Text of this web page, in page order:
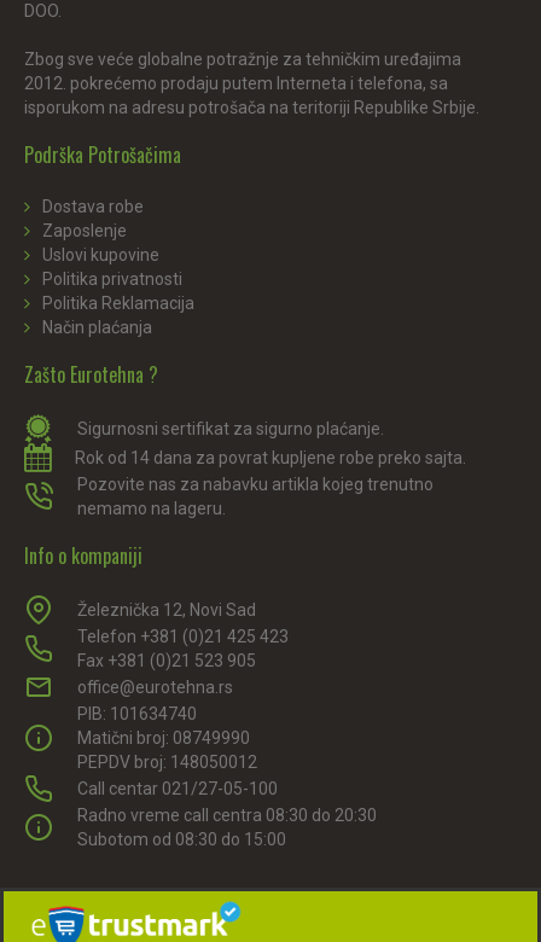
DOO.
Zbog sve veće globalne potražnje za tehničkim uređajima
2012. pokrećemo prodaju putem Interneta i telefona, sa
isporukom na adresu potrošača na teritoriji Republike Srbije.
Podrška Potrošačima
Dostava robe
Zaposlenje
Uslovi kupovine
Politika privatnosti
Politika Reklamacija
Način plaćanja
Zašto Eurotehna ?
Sigurnosni sertifikat za sigurno plaćanje.
Rok od 14 dana za povrat kupljene robe preko sajta.
Pozovite nas za nabavku artikla kojeg trenutno
nemamo na lageru.
Info o kompaniji
Železnička 12, Novi Sad
Telefon +381 (0)21 425 423
Fax +381 (0)21 523 905
office@eurotehna.rs
PIB: 101634740
Matični broj: 08749990
PEPDV broj: 148050012
Call centar 021/27-05-100
Radno vreme call centra 08:30 do 20:30
Subotom od 08:30 do 15:00